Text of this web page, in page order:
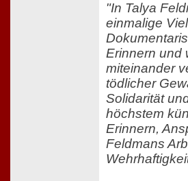
"In Talya
einmalige
Erinnern und
miteinander
tödlicher
Solidarität
höchstem
Erinnern,
Feldmans